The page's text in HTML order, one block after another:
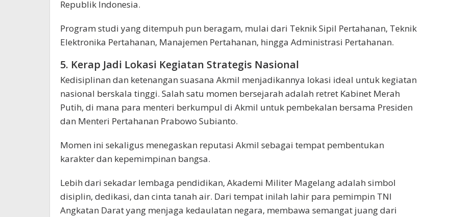
Republik Indonesia.
Program studi yang ditempuh pun beragam, mulai dari Teknik Sipil Pertahanan, Teknik
Elektronika Pertahanan, Manajemen Pertahanan, hingga Administrasi Pertahanan.
5. Kerap Jadi Lokasi Kegiatan Strategis Nasional
Kedisiplinan dan ketenangan suasana Akmil menjadikannya lokasi ideal untuk kegiatan
nasional berskala tinggi. Salah satu momen bersejarah adalah retret Kabinet Merah
Putih, di mana para menteri berkumpul di Akmil untuk pembekalan bersama Presiden
dan Menteri Pertahanan Prabowo Subianto.
Momen ini sekaligus menegaskan reputasi Akmil sebagai tempat pembentukan
karakter dan kepemimpinan bangsa.
Lebih dari sekadar lembaga pendidikan, Akademi Militer Magelang adalah simbol
disiplin, dedikasi, dan cinta tanah air. Dari tempat inilah lahir para pemimpin TNI
Angkatan Darat yang menjaga kedaulatan negara, membawa semangat juang dari